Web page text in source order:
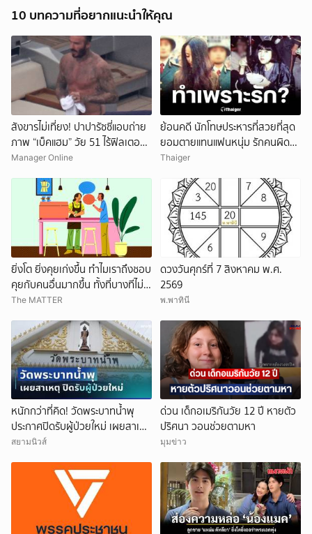
10 บทความที่อยากแนะนำให้คุณ
สังขารไม่เที่ยง! ปาปารัซซี่แอบถ่าย
ภาพ “เบ็คแฮม” วัย 51 ไร้ฟิลเตอร์
เผยให้เห็นผมบาง-ศีรษะล้าน
Manager Online
ย้อนคดี นักโทษประหารที่สวยที่สุด
ยอมตายแทนแฟนหนุ่ม รักคนผิด
ชีวิตดิ่งเหว
Thaiger
ยิ่งโต ยิ่งคุยเก่งขึ้น ทำไมเราถึงชอบ
คุยกับคนอื่นมากขึ้น ทั้งที่บางทีไม่รู้
จักกันด้วยซ้ำ
The MATTER
ดวงวันศุกร์ที่ 7 สิงหาคม พ.ศ.
2569
พ.พาทินี
หนักกว่าที่คิด! วัดพระบาทน้ำพุ
ประกาศปิดรับผู้ป่วยใหม่ เผยสาเหตุ
สุดสะเทือนใจ
สยามนิวส์
ด่วน เด็กอเมริกันวัย 12 ปี หายตัว
ปริศนา วอนช่วยตามหา
มุมข่าว